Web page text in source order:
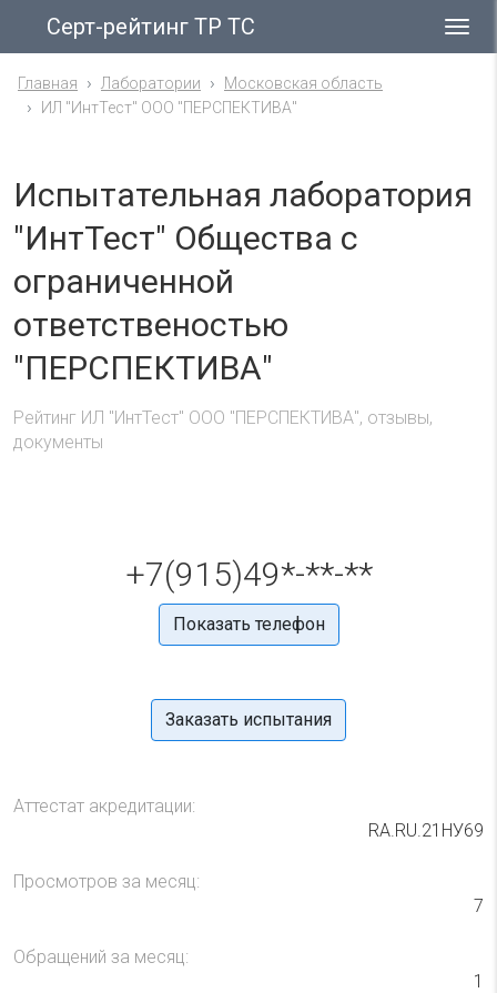
Серт-рейтинг ТР ТС
Главная Лаборатории
Московская область
ИЛ "ИнтТест" ООО "ПЕРСПЕКТИВА"
Испытательная лаборатория
"ИнтТест" Общества с
ограниченной
ответственостью
"ПЕРСПЕКТИВА"
Рейтинг ИЛ "ИнтТест" ООО "ПЕРСПЕКТИВА", отзывы,
документы
+7(915)49*-**-**
Показать телефон
Заказать испытания
Аттестат акредитации:
RA.RU.21НУ69
Просмотров за месяц:
7
Обращений за месяц:
1